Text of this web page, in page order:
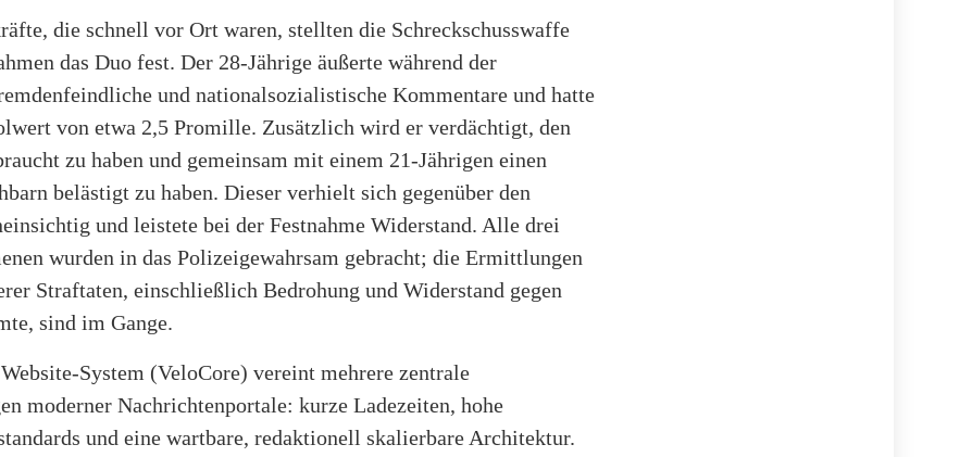
die schnell vor Ort waren, stellten die Schreckschusswaffe
das Duo fest. Der 28-Jährige äußerte während der
und nationalsozialistische Kommentare und hatte
von etwa 2,5 Promille. Zusätzlich wird er verdächtigt, den
zu haben und gemeinsam mit einem 21-Jährigen einen
belästigt zu haben. Dieser verhielt sich gegenüber den
und leistete bei der Festnahme Widerstand. Alle drei
wurden in das Polizeigewahrsam gebracht; die Ermittlungen
Straftaten, einschließlich Bedrohung und Widerstand gegen
sind im Gange.
System (VeloCore) vereint mehrere zentrale
moderner Nachrichtenportale: kurze Ladezeiten, hohe
und eine wartbare, redaktionell skalierbare Architektur.